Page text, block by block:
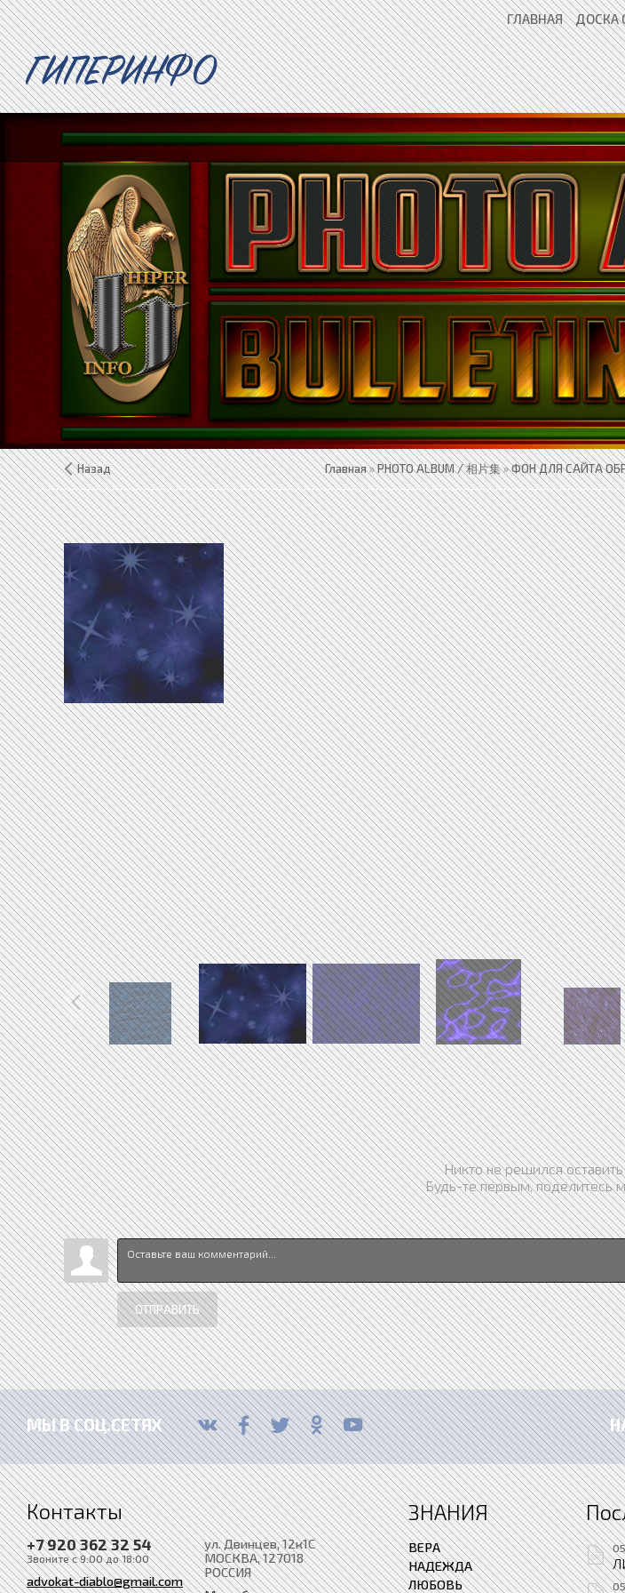
ГЛАВНАЯ ДОСКА
ГИПЕРИНФО
Назад Главная»PHOTO ALBUM / 相片集»ФОН ДЛЯ САЙТА
Никто не решился
Будь-те первым, поделитесь
ОТПРАВИТЬ
МЫ В СОЦ.СЕТЯХ
Контакты
+7 920 362 32 54
Звоните с 9:00 до 18:00
advokat-diablo@gmail.com
ул. Двинцев, 12к1С
МОСКВА, 127018
РОССИЯ
ЗНАНИЯ
ВЕРА
НАДЕЖДА
ЛЮБОВЬ